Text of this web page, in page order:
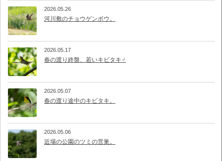
2026.05.26
河川敷のチョウゲンボウ。
2026.05.17
春の渡り終盤、若いキビタキ♂
2026.05.07
春の渡り途中のキビタキ。
2026.05.06
近場の公園のツミの営巣。